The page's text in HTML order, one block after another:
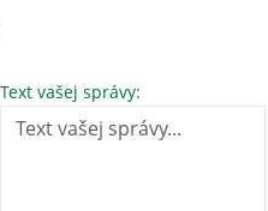
Text vašej správy: